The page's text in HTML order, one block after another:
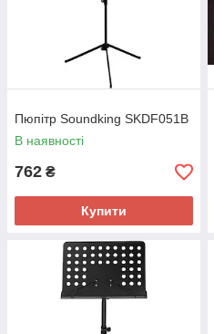
Пюпітр Soundking SKDF051B
В наявності
762 ₴
Купити